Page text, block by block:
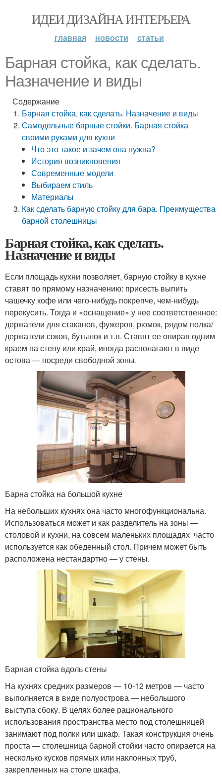
ИДЕИ ДИЗАЙНА ИНТЕРЬЕРА
главная новости статьи
Барная стойка, как сделать.
Назначение и виды
Содержание
Барная стойка, как сделать. Назначение и виды
Самодельные барные стойки. Барная стойка
своими руками для кухни
Что это такое и зачем она нужна?
История возникновения
Современные модели
Выбираем стиль
Материалы
Как сделать барную стойку для бара. Преимущества
барной столешницы
Барная стойка, как сделать.
Назначение и виды
Если площадь кухни позволяет, барную стойку в кухне
ставят по прямому назначению: присесть выпить
чашечку кофе или чего-нибудь покрепче, чем-нибудь
перекусить. Тогда и «оснащение» у нее соответственное:
держатели для стаканов, фужеров, рюмок, рядом полка/
держатели соков, бутылок и т.п. Ставят ее опирая одним
краем на стену или край, иногда располагают в виде
остова — посреди свободной зоны.
Барна стойка на большой кухне
На небольших кухнях она часто многофункциональна.
Использоваться может и как разделитель на зоны —
столовой и кухни, на совсем маленьких площадях часто
используется как обеденный стол. Причем может быть
расположена нестандартно — у стены.
Барная стойка вдоль стены
На кухнях средних размеров — 10-12 метров — часто
выполняется в виде полуострова — небольшого
выступа сбоку. В целях более рационального
использования пространства место под столешницей
занимают под полки или шкаф. Такая конструкция очень
проста — столешница барной стойки часто опирается на
несколько кусков прямых или наклонных труб,
закрепленных на столе шкафа.